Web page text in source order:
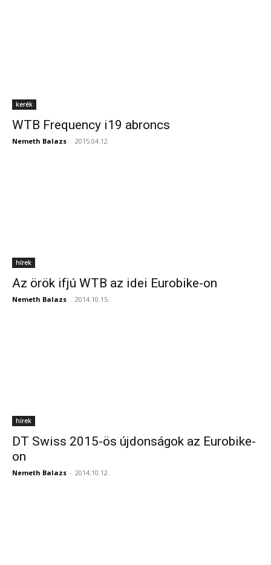
kerék
WTB Frequency i19 abroncs
Nemeth Balazs - 2015.04.12.
hírek
Az örök ifjú WTB az idei Eurobike-on
Nemeth Balazs - 2014.10.15.
hírek
DT Swiss 2015-ös újdonságok az Eurobike-
on
Nemeth Balazs - 2014.10.12.